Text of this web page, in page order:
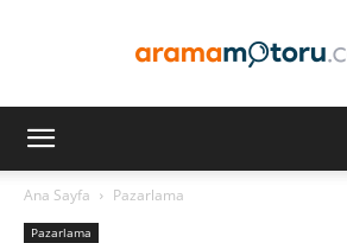
Ana Sayfa Pazarlama
Pazarlama